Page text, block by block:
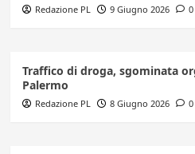
Redazione PL 9 Giugno 2026 0
Traffico di droga, sgominata
Palermo
Redazione PL 8 Giugno 2026 0